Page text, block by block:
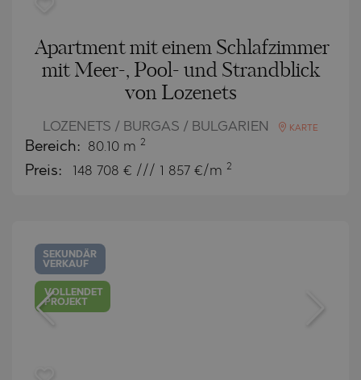
Apartment mit einem Schlafzimmer
mit Meer-, Pool- und Strandblick
von Lozenets
LOZENETS / BURGAS / BULGARIEN KARTE
Bereich: 80.10 m 2
Preis: 148 708 € /// 1 857 €/m 2
SEKUNDÄR
VERKAUF
VOLLENDET
PROJEKT